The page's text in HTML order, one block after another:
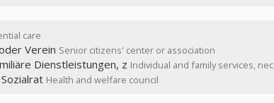
care
Verein Senior citizens' center or association
Dienstleistungen, z Individual and family services, nec
Health and welfare council